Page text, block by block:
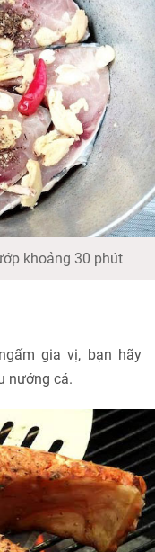
khoảng 30 phút
gia vị, bạn hãy
nướng cá.